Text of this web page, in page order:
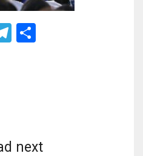
Telegram
next